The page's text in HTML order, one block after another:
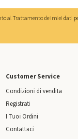
alTrattamento dei miei dati
Customer Service
Condizioni di vendita
Registrati
I Tuoi Ordini
Contattaci